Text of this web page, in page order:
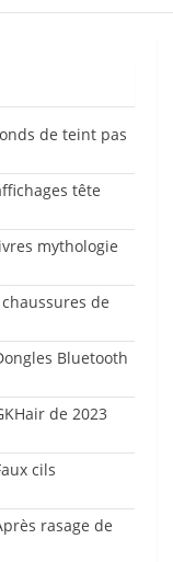
de teint pas
tête
mythologie
de
Bluetooth
de 2023
cils
rasage de